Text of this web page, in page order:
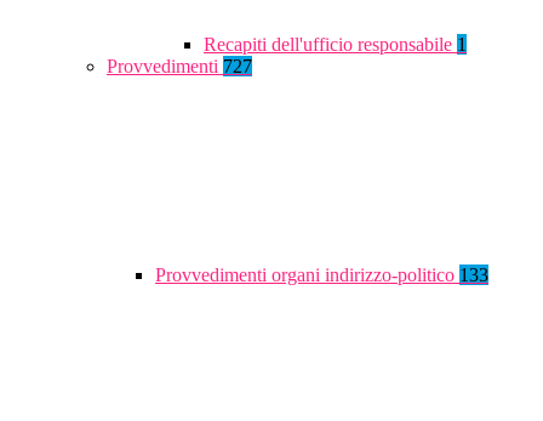
Recapiti dell'ufficio responsabile 1
Provvedimenti 727
Provvedimenti organi indirizzo-politico 133